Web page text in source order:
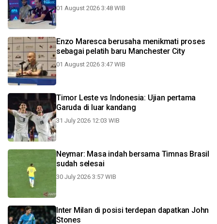
01 August 2026 3:48 WIB
Enzo Maresca berusaha menikmati proses
sebagai pelatih baru Manchester City
01 August 2026 3:47 WIB
Timor Leste vs Indonesia: Ujian pertama
Garuda di luar kandang
31 July 2026 12:03 WIB
Neymar: Masa indah bersama Timnas Brasil
sudah selesai
30 July 2026 3:57 WIB
Inter Milan di posisi terdepan dapatkan John
Stones